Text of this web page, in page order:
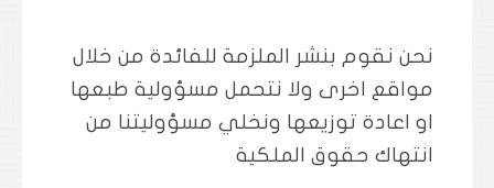
نحن نقوم بنشر الملزمة للفائدة من خلال
مواقع اخرى ولا نتحمل مسؤولية طبعها
او اعادة توزيعها ونخلي مسؤوليتنا من
انتهاك حقوق الملكية